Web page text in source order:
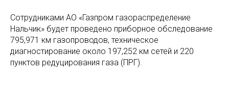
Сотрудниками АО «Газпром газораспределение
Нальчик» будет проведено приборное обследование
795,971 км газопроводов, техническое
диагностирование около 197,252 км сетей и 220
пунктов редуцирования газа (ПРГ).